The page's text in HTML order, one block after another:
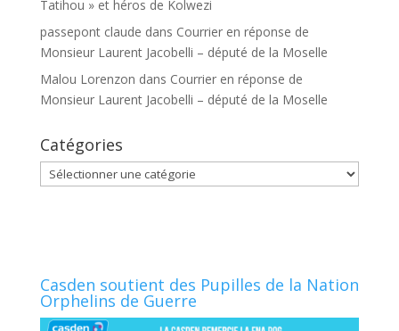
Tatihou » et héros de Kolwezi
passepont claude dans Courrier en réponse de
Monsieur Laurent Jacobelli – député de la Moselle
Malou Lorenzon dans Courrier en réponse de
Monsieur Laurent Jacobelli – député de la Moselle
Catégories
Catégories
Casden soutient des Pupilles de la Nation
Orphelins de Guerre